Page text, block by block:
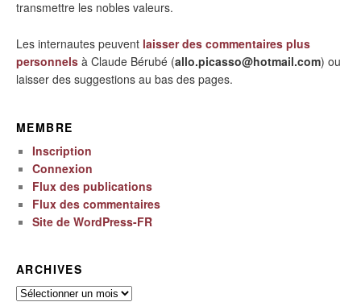
transmettre les nobles valeurs.
Les internautes peuvent laisser des commentaires plus
personnels à Claude Bérubé (allo.picasso@hotmail.com) ou
laisser des suggestions au bas des pages.
MEMBRE
Inscription
Connexion
Flux des publications
Flux des commentaires
Site de WordPress-FR
ARCHIVES
Archives